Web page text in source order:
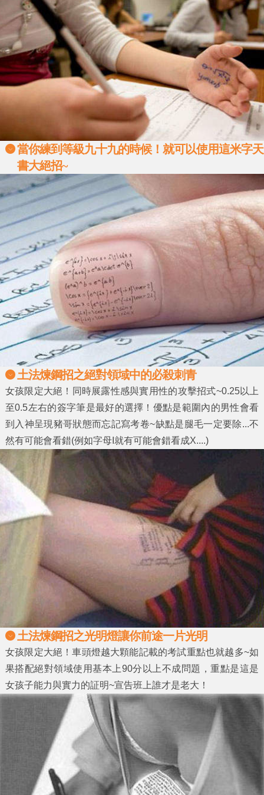
當你練到等級九十九的時候！就可以使用這米字天
書大絕招~
土法煉鋼招之絕對領域中的必殺刺青
女孩限定大絕！同時展露性感與實用性的攻擊招式~0.25以上
至0.5左右的簽字筆是最好的選擇！優點是範圍內的男性會看
到入神呈現豬哥狀態而忘記寫考卷~缺點是腿毛一定要除...不
然有可能會看錯(例如字母I就有可能會錯看成X....)
土法煉鋼招之光明燈讓你前途一片光明
女孩限定大絕！車頭燈越大顆能記載的考試重點也就越多~如
果搭配絕對領域使用基本上90分以上不成問題，重點是這是
女孩子能力與實力的証明~宣告班上誰才是老大！